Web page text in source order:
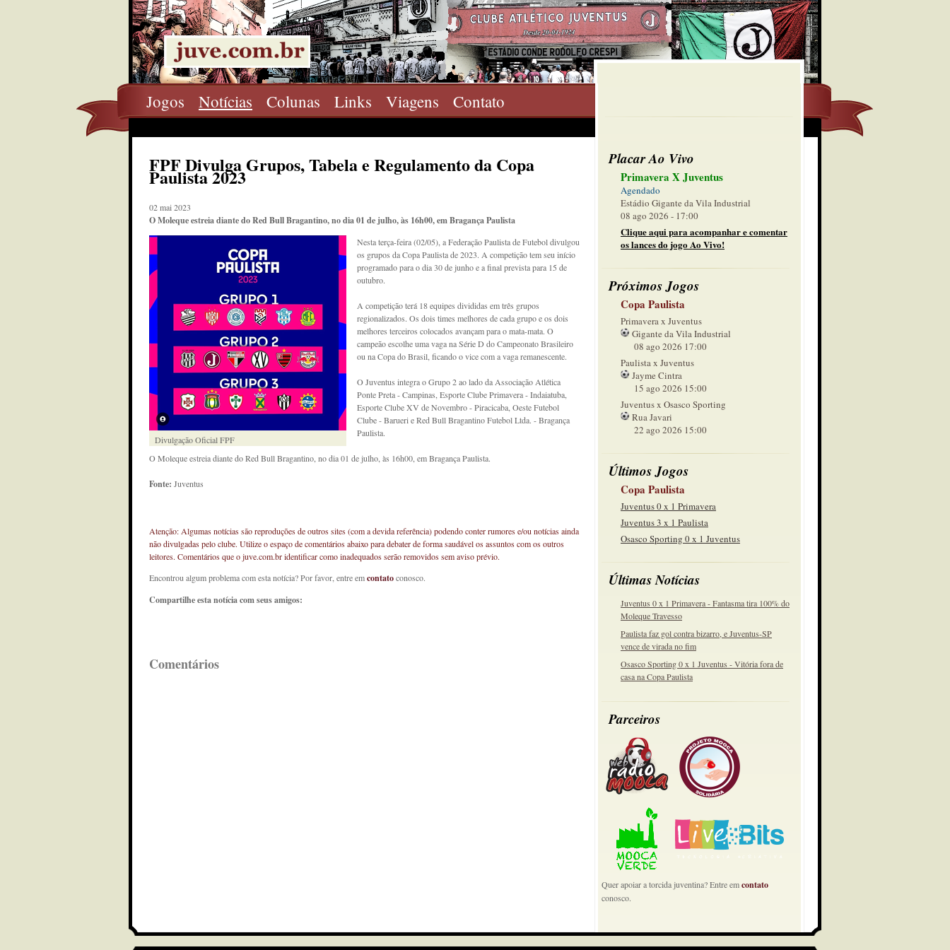
Jogos Notícias Colunas Links Viagens Contato
Placar Ao Vivo
Primavera X Juventus
Agendado
Estádio Gigante da Vila Industrial
08 ago 2026 - 17:00
Clique aqui para acompanhar e comentar
os lances do jogo Ao Vivo!
Próximos Jogos
Copa Paulista
Primavera x Juventus
Gigante da Vila Industrial
08 ago 2026 17:00
Paulista x Juventus
Jayme Cintra
15 ago 2026 15:00
Juventus x Osasco Sporting
Rua Javari
22 ago 2026 15:00
Últimos Jogos
Copa Paulista
Juventus 0 x 1 Primavera
Juventus 3 x 1 Paulista
Osasco Sporting 0 x 1 Juventus
Últimas Notícias
Juventus 0 x 1 Primavera - Fantasma tira 100% do
Moleque Travesso
Paulista faz gol contra bizarro, e Juventus-SP
vence de virada no fim
Osasco Sporting 0 x 1 Juventus - Vitória fora de
casa na Copa Paulista
Parceiros
Quer apoiar a torcida juventina? Entre emcontato
conosco.
FPF Divulga Grupos, Tabela e Regulamento da Copa
Paulista 2023
02 mai 2023
O Moleque estreia diante do Red Bull Bragantino, no dia 01 de julho, às 16h00, em Bragança Paulista
Divulgação Oficial FPF
Nesta terça-feira (02/05), a Federação Paulista de Futebol divulgou
os grupos da Copa Paulista de 2023. A competição tem seu início
programado para o dia 30 de junho e a final prevista para 15 de
outubro.
A competição terá 18 equipes divididas em três grupos
regionalizados. Os dois times melhores de cada grupo e os dois
melhores terceiros colocados avançam para o mata-mata. O
campeão escolhe uma vaga na Série D do Campeonato Brasileiro
ou na Copa do Brasil, ficando o vice com a vaga remanescente.
O Juventus integra o Grupo 2 ao lado da Associação Atlética
Ponte Preta - Campinas, Esporte Clube Primavera - Indaiatuba,
Esporte Clube XV de Novembro - Piracicaba, Oeste Futebol
Clube - Barueri e Red Bull Bragantino Futebol Ltda. - Bragança
Paulista.
O Moleque estreia diante do Red Bull Bragantino, no dia 01 de julho, às 16h00, em Bragança Paulista.
Fonte: Juventus
Atenção: Algumas notícias são reproduções de outros sites (com a devida referência) podendo conter rumores e/ou notícias ainda
não divulgadas pelo clube. Utilize o espaço de comentários abaixo para debater de forma saudável os assuntos com os outros
leitores. Comentários que o juve.com.br identificar como inadequados serão removidos sem aviso prévio.
Encontrou algum problema com esta notícia? Por favor, entre emcontatoconosco.
Compartilhe esta notícia com seus amigos:
Comentários